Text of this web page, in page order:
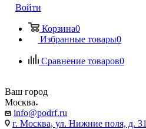
Войти
Корзина0
Избранные товары0
Сравнение товаров0
Ваш город
Москва
info@podrf.ru
г. Москва, ул. Нижние поля, д. 31